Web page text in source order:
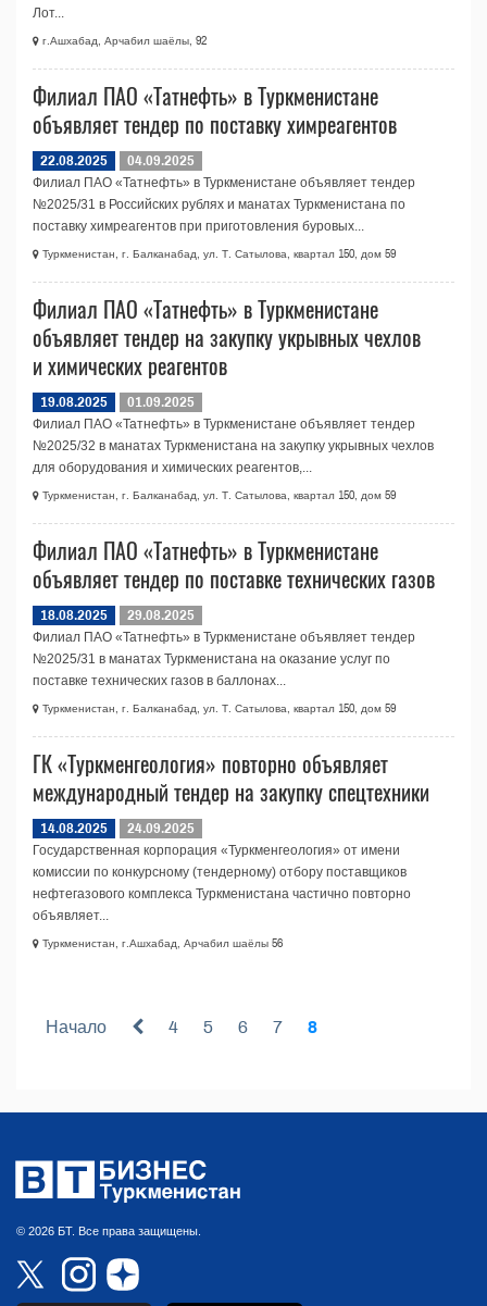
Лот...
г.Ашхабад, Арчабил шаёлы, 92
Филиал ПАО «Татнефть» в Туркменистане
объявляет тендер по поставку химреагентов
22.08.2025
04.09.2025
Филиал ПАО «Татнефть» в Туркменистане объявляет тендер
№2025/31 в Российских рублях и манатах Туркменистана по
поставку химреагентов при приготовления буровых...
Туркменистан, г. Балканабад, ул. Т. Сатылова, квартал 150, дом 59
Филиал ПАО «Татнефть» в Туркменистане
объявляет тендер на закупку укрывных чехлов
и химических реагентов
19.08.2025
01.09.2025
Филиал ПАО «Татнефть» в Туркменистане объявляет тендер
№2025/32 в манатах Туркменистана на закупку укрывных чехлов
для оборудования и химических реагентов,...
Туркменистан, г. Балканабад, ул. Т. Сатылова, квартал 150, дом 59
Филиал ПАО «Татнефть» в Туркменистане
объявляет тендер по поставке технических газов
18.08.2025
29.08.2025
Филиал ПАО «Татнефть» в Туркменистане объявляет тендер
№2025/31 в манатах Туркменистана на оказание услуг по
поставке технических газов в баллонах...
Туркменистан, г. Балканабад, ул. Т. Сатылова, квартал 150, дом 59
ГК «Туркменгеология» повторно объявляет
международный тендер на закупку спецтехники
14.08.2025
24.09.2025
Государственная корпорация «Туркменгеология» от имени
комиссии по конкурсному (тендерному) отбору поставщиков
нефтегазового комплекса Туркменистана частично повторно
объявляет...
Туркменистан, г.Ашхабад, Арчабил шаёлы 56
Начало 4 5 6 7 8
© 2026 БТ. Все права защищены.